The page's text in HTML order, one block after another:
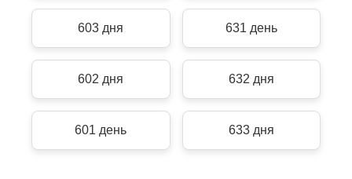
603 дня 631 день
602 дня 632 дня
601 день 633 дня